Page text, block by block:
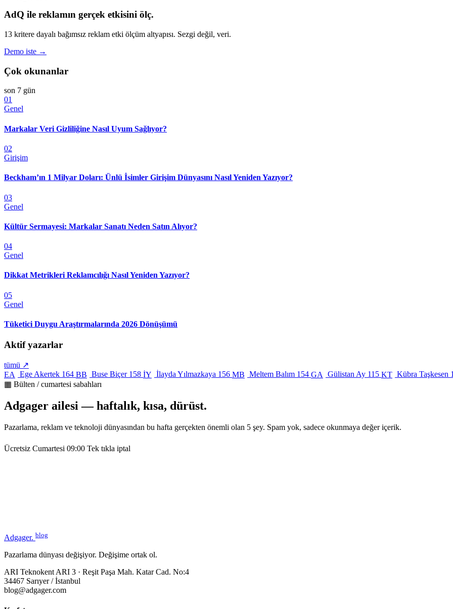
AdQ ile reklamın gerçek etkisini ölç.
13 kritere dayalı bağımsız reklam etki ölçüm altyapısı. Sezgi değil, veri.
Demo iste →
Çok okunanlar
son 7 gün
01
Genel
Markalar Veri Gizliliğine Nasıl Uyum Sağlıyor?
02
Girişim
Beckham’ın 1 Milyar Doları: Ünlü İsimler Girişim Dünyasını Nasıl Yeniden Yazıyor?
03
Genel
Kültür Sermayesi: Markalar Sanatı Neden Satın Alıyor?
04
Genel
Dikkat Metrikleri Reklamcılığı Nasıl Yeniden Yazıyor?
05
Genel
Tüketici Duygu Araştırmalarında 2026 Dönüşümü
Aktif yazarlar
tümü ↗
EA
Ege Akertek 164 BB Buse Biçer 158 İY İlayda Yılmazkaya 156 MB Meltem Balım 154 GA Gülistan Ay 115 KT Kübra Taşkesen
▦ Bülten / cumartesi sabahları
Adgager ailesi — haftalık, kısa, dürüst.
Pazarlama, reklam ve teknoloji dünyasından bu hafta gerçekten önemli olan 5 şey. Spam yok, sadece okunmaya değer içerik.
Ücretsiz Cumartesi 09:00 Tek tıkla iptal
Adgager. blog
Pazarlama dünyası değişiyor. Değişime ortak ol.
ARI Teknokent ARI 3 · Reşit Paşa Mah. Katar Cad. No:4
34467 Sarıyer / İstanbul
blog@adgager.com